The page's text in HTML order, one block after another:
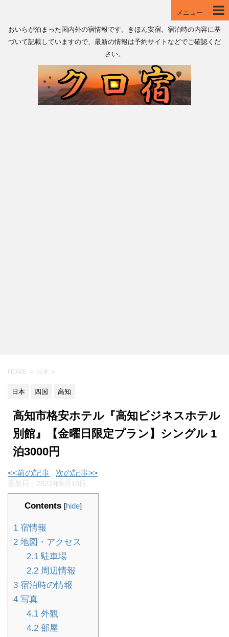
メニュー
おいらが泊まった国内外の宿情報です。きほん安宿。宿泊時の内容に基
づいて記載していますので、最新の情報は予約サイトなどでご確認くだ
さい。
HOME > 日本 >
日本 四国 高知
高知市格安ホテル『高知ビジネスホテル
別館』【金曜日限定プラン】シングル 1
泊3000円
<<前の記事 次の記事>>
更新日： 2022年5月10日
Contents [hide]
1 宿情報
2 地図・アクセス
2.1駐車場
2.2周辺情報
3 宿泊時の情報
4 写真
4.1外観
4.2部屋